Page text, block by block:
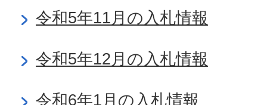
令和5年11月の入札情報
令和5年12月の入札情報
令和6年1月の入札情報